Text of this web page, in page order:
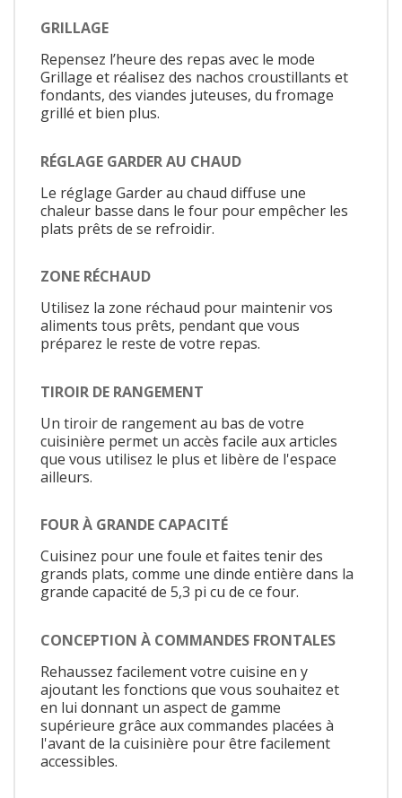
GRILLAGE
Repensez l’heure des repas avec le mode
Grillage et réalisez des nachos croustillants et
fondants, des viandes juteuses, du fromage
grillé et bien plus.
RÉGLAGE GARDER AU CHAUD
Le réglage Garder au chaud diffuse une
chaleur basse dans le four pour empêcher les
plats prêts de se refroidir.
ZONE RÉCHAUD
Utilisez la zone réchaud pour maintenir vos
aliments tous prêts, pendant que vous
préparez le reste de votre repas.
TIROIR DE RANGEMENT
Un tiroir de rangement au bas de votre
cuisinière permet un accès facile aux articles
que vous utilisez le plus et libère de l'espace
ailleurs.
FOUR À GRANDE CAPACITÉ
Cuisinez pour une foule et faites tenir des
grands plats, comme une dinde entière dans la
grande capacité de 5,3 pi cu de ce four.
CONCEPTION À COMMANDES FRONTALES
Rehaussez facilement votre cuisine en y
ajoutant les fonctions que vous souhaitez et
en lui donnant un aspect de gamme
supérieure grâce aux commandes placées à
l'avant de la cuisinière pour être facilement
accessibles.